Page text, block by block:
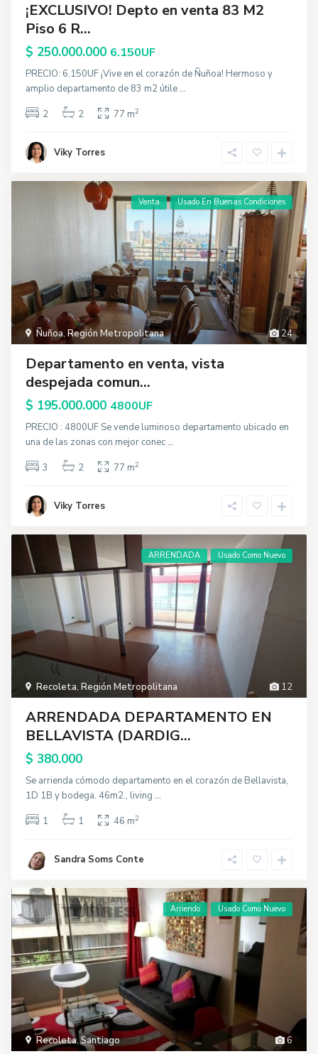
¡EXCLUSIVO! Depto en venta 83 M2
Piso 6 R...
$ 250.000.000 6.150UF
PRECIO: 6.150UF ¡Vive en el corazón de Ñuñoa! Hermoso y
amplio departamento de 83 m2 útile ...
2
2 77 m2
Viky Torres
24
Ñuñoa,Región Metropolitana
Venta Usado En Buenas Condiciones
Departamento en venta, vista
despejada comun...
$ 195.000.000 4800UF
PRECIO : 4800UF Se vende luminoso departamento ubicado en
una de las zonas con mejor conec ...
3
2 77 m2
Viky Torres
12
Recoleta,Región Metropolitana
ARRENDADA Usado Como Nuevo
ARRENDADA DEPARTAMENTO EN
BELLAVISTA (DARDIG...
$ 380.000
Se arrienda cómodo departamento en el corazón de Bellavista,
1D 1B y bodega. 46m2., living ...
1
1 46 m2
Sandra Soms Conte
6
Recoleta,Santiago
Arriendo Usado Como Nuevo